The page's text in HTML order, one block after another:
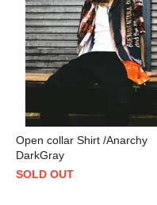
Open collar Shirt /Anarchy
DarkGray
SOLD OUT